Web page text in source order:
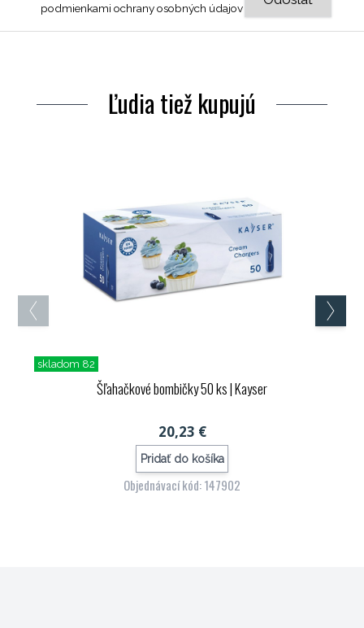
podmienkami ochrany osobných údajov
Ľudia tiež kupujú
skladom 82
Šľahačkové bombičky 50 ks| Kayser
20,23 €
Pridať do košíka
Objednávací kód: 147902